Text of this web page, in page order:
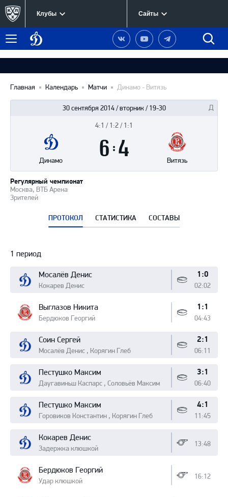
Клубы Сайты
Меню
Динамо
Москва
Наша
группа
Вконтакте
Наш
канал
YouTube
Наш
канал
Telegram
Главная Календарь Матчи Динамо - Витязь
30 сентября 2014 / вторник / 19-30
Москва, ВТБ Арена
Зрителей
Регулярный чемпионат
матча
4:1 / 1:2 / 1:1
Динамо Витязь
ПРОТОКОЛ СТАТИСТИКА СОСТАВЫ
Протокол
1 период
Мосалёв Денис
Кокарев Денис
1:0
02:02
Выглазов Никита
Бердюков Георгий
1:1
04:43
Соин Сергей
Мосалёв Денис , Корягин Глеб
2:1
06:11
Пестушко Максим
Даугавиньш Каспарс , Соловьёв Максим
3:1
06:40
Пестушко Максим
Горовиков Константин , Корягин Глеб
4:1
11:45
Кокарев Денис
Задержка клюшкой
13:48
Бердюков Георгий
Удар клюшкой
16:12